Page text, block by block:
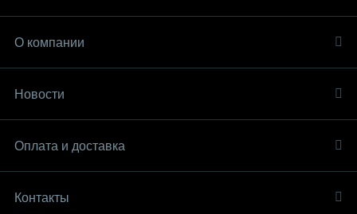
О компании
Новости
Оплата и доставка
Контакты